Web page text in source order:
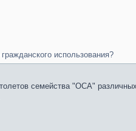
использования?
семейства "ОСА"